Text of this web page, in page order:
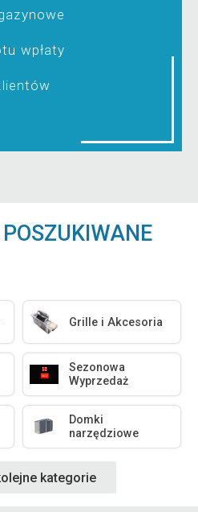
wpłaty
Grille i Akcesoria
Sezonowa
Wyprzedaż
Domki
narzędziowe
kategorie